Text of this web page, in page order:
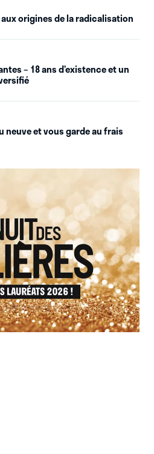
origines de la radicalisation
– 18 ans d’existence et un
neuve et vous garde au frais